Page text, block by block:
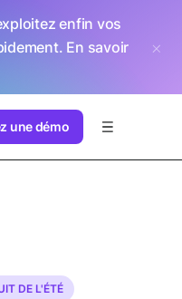
enfin vos
En savoir
une démo
DE L'ÉTÉ